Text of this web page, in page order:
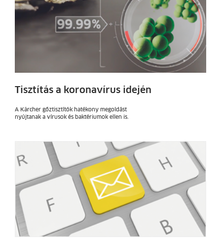
Tisztítás a koronavírus idején
A Kärcher gőztisztítók hatékony megoldást
nyújtanak a vírusok és baktériumok ellen is.